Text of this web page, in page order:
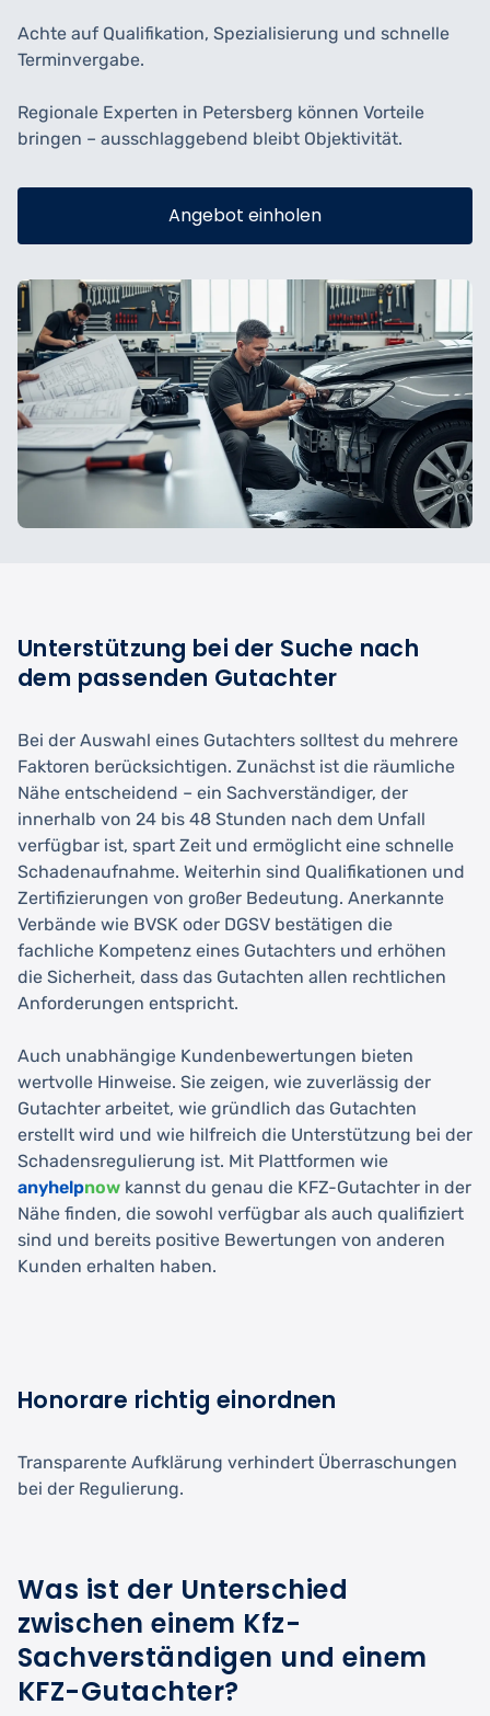
Achte auf Qualifikation, Spezialisierung und schnelle
Terminvergabe.
Regionale Experten in Petersberg können Vorteile
bringen – ausschlaggebend bleibt Objektivität.
Angebot einholen
Unterstützung bei der Suche nach
dem passenden Gutachter
Bei der Auswahl eines Gutachters solltest du mehrere
Faktoren berücksichtigen. Zunächst ist die räumliche
Nähe entscheidend – ein Sachverständiger, der
innerhalb von 24 bis 48 Stunden nach dem Unfall
verfügbar ist, spart Zeit und ermöglicht eine schnelle
Schadenaufnahme. Weiterhin sind Qualifikationen und
Zertifizierungen von großer Bedeutung. Anerkannte
Verbände wie BVSK oder DGSV bestätigen die
fachliche Kompetenz eines Gutachters und erhöhen
die Sicherheit, dass das Gutachten allen rechtlichen
Anforderungen entspricht.
Auch unabhängige Kundenbewertungen bieten
wertvolle Hinweise. Sie zeigen, wie zuverlässig der
Gutachter arbeitet, wie gründlich das Gutachten
erstellt wird und wie hilfreich die Unterstützung bei der
Schadensregulierung ist. Mit Plattformen wie
anyhelpnow kannst du genau die KFZ-Gutachter in der
Nähe finden, die sowohl verfügbar als auch qualifiziert
sind und bereits positive Bewertungen von anderen
Kunden erhalten haben.
Honorare richtig einordnen
Transparente Aufklärung verhindert Überraschungen
bei der Regulierung.
Was ist der Unterschied
zwischen einem Kfz-
Sachverständigen und einem
KFZ-Gutachter?